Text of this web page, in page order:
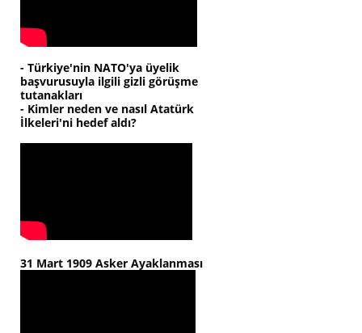
- Türkiye'nin NATO'ya üyelik
başvurusuyla ilgili gizli görüşme
tutanakları
- Kimler neden ve nasıl Atatürk
İlkeleri'ni hedef aldı?
31 Mart 1909 Asker Ayaklanması